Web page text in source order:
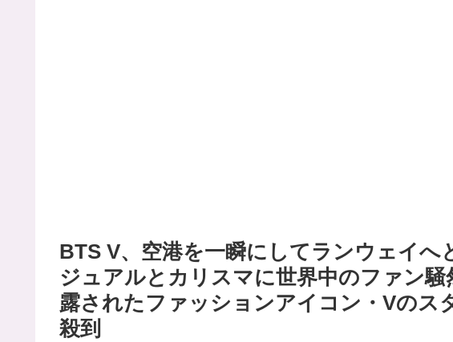
BTS V、空港を一瞬にしてランウェイへ
ジュアルとカリスマに世界中のファン
露されたファッションアイコン・Vのス
殺到